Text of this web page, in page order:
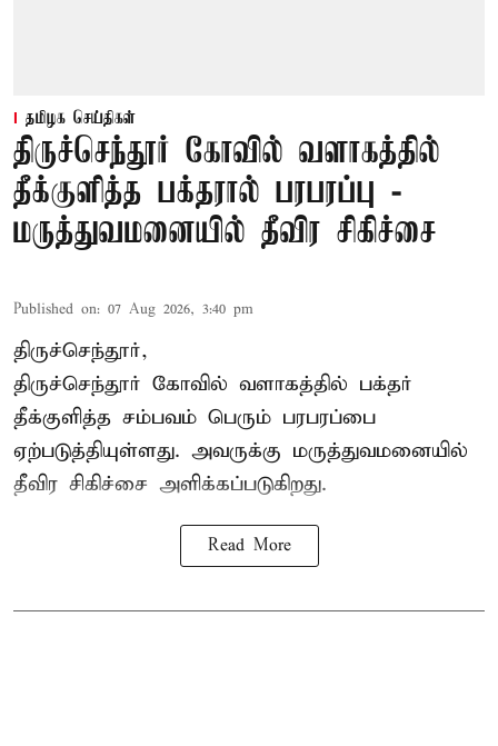
தமிழக செய்திகள்
திருச்செந்தூர் கோவில் வளாகத்தில்
தீக்குளித்த பக்தரால் பரபரப்பு -
மருத்துவமனையில் தீவிர சிகிச்சை
Published on: 07 Aug 2026, 3:40 pm
திருச்செந்தூர்,
திருச்செந்தூர் கோவில் வளாகத்தில் பக்தர்
தீக்குளித்த சம்பவம் பெரும் பரபரப்பை
ஏற்படுத்தியுள்ளது. அவருக்கு மருத்துவமனையில்
தீவிர சிகிச்சை அளிக்கப்படுகிறது.
Read More